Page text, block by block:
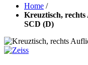
Home /
Kreuztisch,
SCD (D)